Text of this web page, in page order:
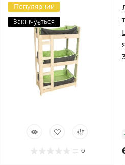
Популярний
Закінчується
0